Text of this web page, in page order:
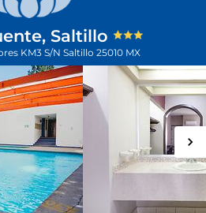
Saltillo
KM3 S/N Saltillo 25010 MX